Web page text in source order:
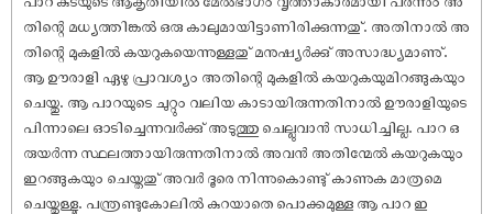
തിന്റെ മധ്യത്തിങ്കൽ ഒരു കാലുമായിട്ടാണിരിക്കുന്നതു്. അതിനാൽ അ
തിന്റെ മുകളിൽ കയറുകയെന്നുള്ളതു് മനു‌ഷ്യർക്കു് അസാദ്ധ്യമാണു്.
ആ ഊരാളി ഏഴു പ്രാവശ്യം അതിന്റെ മുകളിൽ കയറുകയുമിറങ്ങുകയും
ചെയ്തു. ആ പാറയുടെ ചുറ്റും വലിയ കാടായിരുന്നതിനാൽ ഊരാളിയുടെ
പിന്നാലെ ഓടിച്ചെന്നവർക്കു് അടുത്തു ചെല്ലുവാൻ സാധിച്ചില്ല. പാറ ഒ
രുയർന്ന സ്ഥലത്തായിരുന്നതിനാൽ അവൻ അതിന്മേൽ കയറുകയും
ഇറങ്ങുകയും ചെയ്തതു് അവർ ദൂരെ നിന്നുകൊണ്ടു് കാണുക മാത്രമെ
ചെയ്തുള്ളൂ. പന്ത്രണ്ടുകോലിൽ കുറയാതെ പൊക്കമുള്ള ആ പാറ ഇ